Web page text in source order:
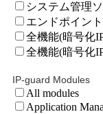
システム管理
エンドポイン
全機能(暗号化
全機能(暗号化
IP-guard Modules
All modules
Application